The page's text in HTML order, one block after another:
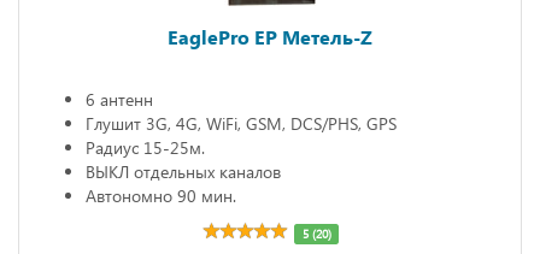
EaglePro EP Метель-Z
6 антенн
Глушит 3G, 4G, WiFi, GSM, DCS/PHS, GPS
Радиус 15-25м.
ВЫКЛ отдельных каналов
Автономно 90 мин.
5 (20)